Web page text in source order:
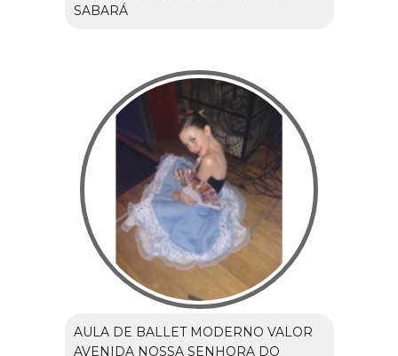
SABARÁ
AULA DE BALLET MODERNO VALOR
AVENIDA NOSSA SENHORA DO